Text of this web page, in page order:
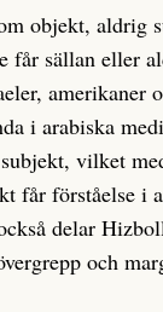
objekt, aldrig
får sällan eller
amerikaner
i arabiska
vilket
får förståelse i
delar
och